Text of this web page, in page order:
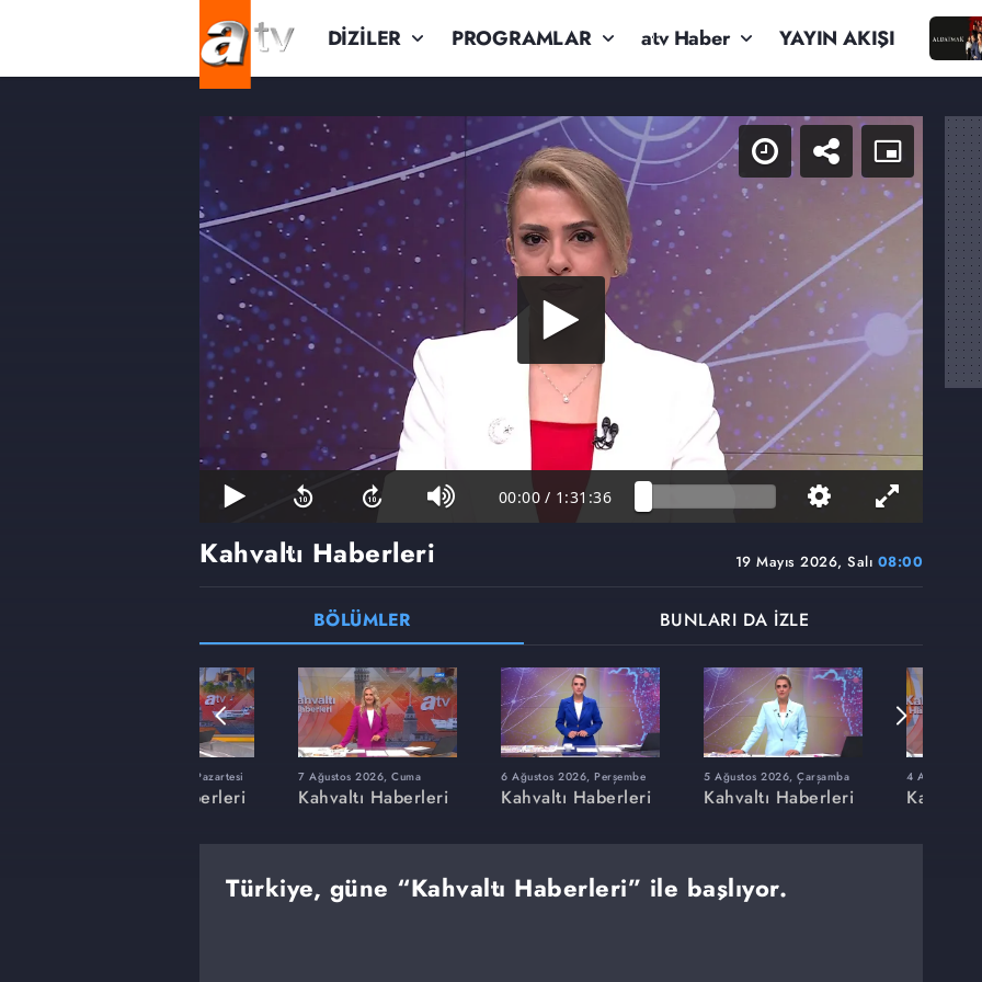
DİZİLER PROGRAMLAR atv Haber YAYIN AKIŞI
00:00 / 1:31:36
19 Mayıs 2026, Salı 08:00
Kahvaltı Haberleri
BÖLÜMLER BUNLARI DA İZLE
20 Temmuz 2026, Pazartesi
Kahvaltı Haberleri
7 Ağustos 2026, Cuma
Kahvaltı Haberleri
6 Ağustos 2026, Perşembe
Kahvaltı Haberleri
5 Ağustos 2026, Çarşamba
Kahvaltı Haberleri
4 Ağustos
Kahvaltı
Türkiye, güne “Kahvaltı Haberleri” ile başlıyor.